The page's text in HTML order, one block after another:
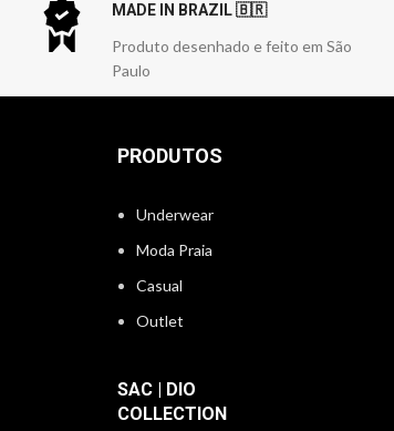
MADE IN BRAZIL 🇧🇷
Produto desenhado e feito em São
Paulo
PRODUTOS
Underwear
Moda Praia
Casual
Outlet
SAC | DIO
COLLECTION